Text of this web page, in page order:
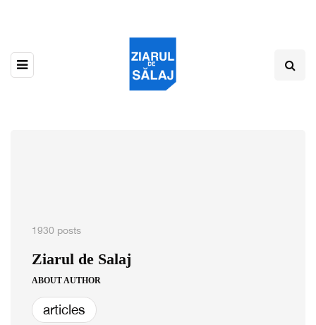
1930 posts
Ziarul de Salaj
ABOUT AUTHOR
articles